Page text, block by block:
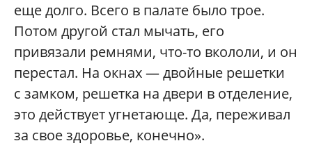
еще долго. Всего в палате было трое.
Потом другой стал мычать, его
привязали ремнями, что-то вкололи, и он
перестал. На окнах — двойные решетки
с замком, решетка на двери в отделение,
это действует угнетающе. Да, переживал
за свое здоровье, конечно».